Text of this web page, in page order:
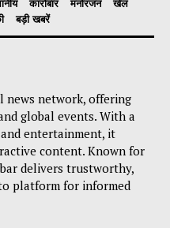
कारोबार मनोरंजन
खेल
बड़ी खबरें
news network, offering
global events. With a
entertainment, it
content. Known for
delivers trustworthy,
platform for informed